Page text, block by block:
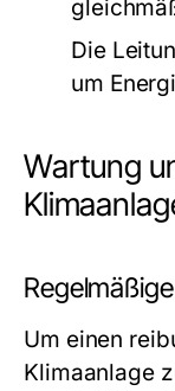
Die
um
Wartung
Um einen
Klimaanlage